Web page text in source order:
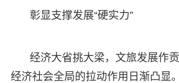
彰显支撑发展“硬实力”
经济大省挑大梁，文旅发展作
经济社会全局的拉动作用日渐凸显。